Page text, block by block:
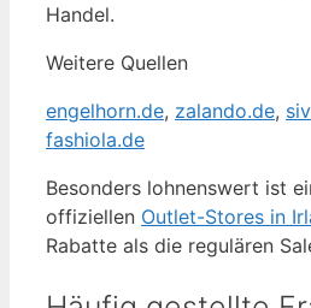
Handel.
Weitere Quellen
engelhorn.de, zalando.de,
fashiola.de
Besonders lohnenswert ist
offiziellen Outlet-Stores in
Rabatte als die regulären